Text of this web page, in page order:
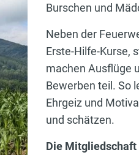
Burschen und
Neben der
Erste-Hilfe-Kurse,
machen Ausflüge
Bewerben teil. So
Ehrgeiz und
und schätzen.
Die